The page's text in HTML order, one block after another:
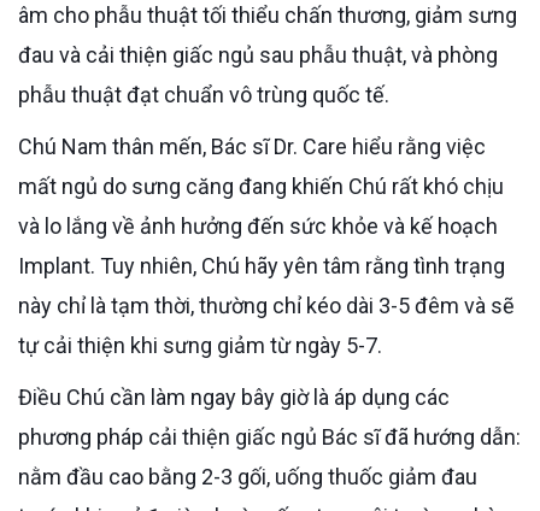
âm cho phẫu thuật tối thiểu chấn thương, giảm sưng
đau và cải thiện giấc ngủ sau phẫu thuật, và phòng
phẫu thuật đạt chuẩn vô trùng quốc tế.
Chú Nam thân mến, Bác sĩ Dr. Care hiểu rằng việc
mất ngủ do sưng căng đang khiến Chú rất khó chịu
và lo lắng về ảnh hưởng đến sức khỏe và kế hoạch
Implant. Tuy nhiên, Chú hãy yên tâm rằng tình trạng
này chỉ là tạm thời, thường chỉ kéo dài 3-5 đêm và sẽ
tự cải thiện khi sưng giảm từ ngày 5-7.
Điều Chú cần làm ngay bây giờ là áp dụng các
phương pháp cải thiện giấc ngủ Bác sĩ đã hướng dẫn:
nằm đầu cao bằng 2-3 gối, uống thuốc giảm đau